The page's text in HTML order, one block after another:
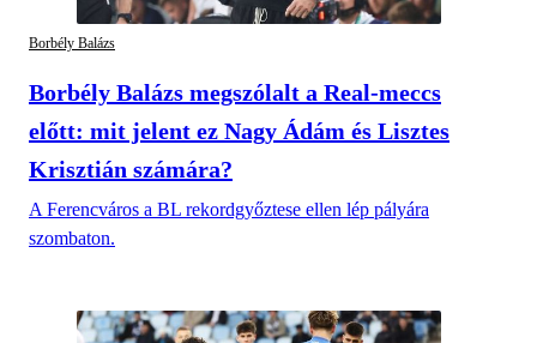
Borbély Balázs
Borbély Balázs megszólalt a Real-meccs
előtt: mit jelent ez Nagy Ádám és Lisztes
Krisztián számára?
A Ferencváros a BL rekordgyőztese ellen lép pályára
szombaton.